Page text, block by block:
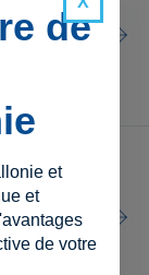
de
et
et
de votre